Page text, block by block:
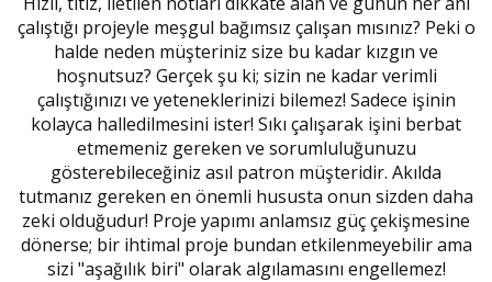
çalıştığı projeyle meşgul bağımsız çalışan mısınız? Peki o
halde neden müşteriniz size bu kadar kızgın ve
hoşnutsuz? Gerçek şu ki; sizin ne kadar verimli
çalıştığınızı ve yeteneklerinizi bilemez! Sadece işinin
kolayca halledilmesini ister! Sıkı çalışarak işini berbat
etmemeniz gereken ve sorumluluğunuzu
gösterebileceğiniz asıl patron müşteridir. Akılda
tutmanız gereken en önemli hususta onun sizden daha
zeki olduğudur! Proje yapımı anlamsız güç çekişmesine
dönerse; bir ihtimal proje bundan etkilenmeyebilir ama
sizi "aşağılık biri" olarak algılamasını engellemez!